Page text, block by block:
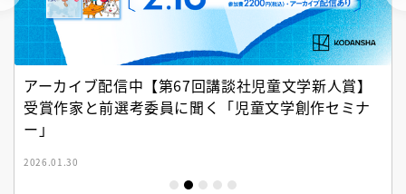
アーカイブ配信中【第67回講談社児童文学新人賞】
受賞作家と前選考委員に聞く「児童文学創作セミナ
ー」
2026.01.30